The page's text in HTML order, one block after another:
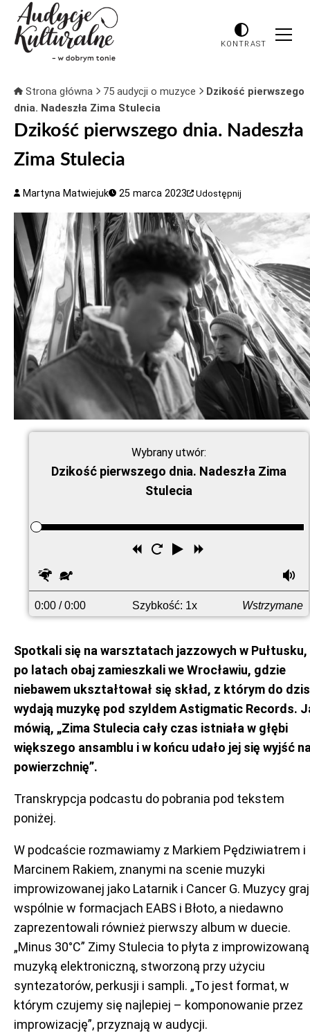
KONTRAST
Strona główna 75 audycji o muzyce
Dzikość pierwszego
dnia. Nadeszła Zima Stulecia
Dzikość pierwszego dnia. Nadeszła
Zima Stulecia
Martyna Matwiejuk 25 marca 2023 Udostępnij
Wybrany utwór:
Dzikość pierwszego dnia. Nadeszła Zima
Stulecia
Odtwórz
Uruchom
Przewiń
przodu
Szybciej
0:00 / 0:00 Szybkość: 1x Wstrzymane
Spotkali się na warsztatach jazzowych w Pułtusku,
po latach obaj zamieszkali we Wrocławiu, gdzie
niebawem ukształtował się skład, z którym do
wydają muzykę pod szyldem Astigmatic Records.
mówią, „Zima Stulecia cały czas istniała w głębi
większego ansamblu i w końcu udało jej się wyjść
powierzchnię”.
Transkrypcja podcastu do pobrania pod tekstem
poniżej.
W podcaście rozmawiamy z Markiem Pędziwiatrem i
Marcinem Rakiem, znanymi na scenie muzyki
improwizowanej jako Latarnik i Cancer G. Muzycy
wspólnie w formacjach EABS i Błoto, a niedawno
zaprezentowali również pierwszy album w duecie.
„Minus 30°C” Zimy Stulecia to płyta z improwizowaną
muzyką elektroniczną, stworzoną przy użyciu
syntezatorów, perkusji i sampli. „To jest format, w
którym czujemy się najlepiej – komponowanie przez
improwizację”, przyznają w audycji.